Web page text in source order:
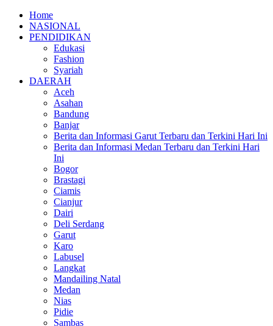
Home
NASIONAL
PENDIDIKAN
Edukasi
Fashion
Syariah
DAERAH
Aceh
Asahan
Bandung
Banjar
Berita dan Informasi Garut Terbaru dan Terkini Hari Ini
Berita dan Informasi Medan Terbaru dan Terkini Hari
Ini
Bogor
Brastagi
Ciamis
Cianjur
Dairi
Deli Serdang
Garut
Karo
Labusel
Langkat
Mandailing Natal
Medan
Nias
Pidie
Sambas